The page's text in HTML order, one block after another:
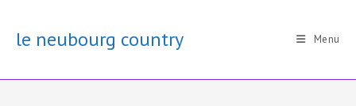
contentle neubourg country Menu